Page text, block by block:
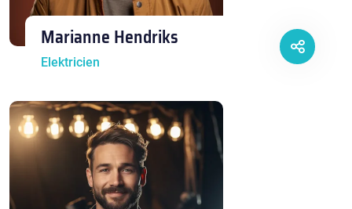
Marianne Hendriks
Elektricien